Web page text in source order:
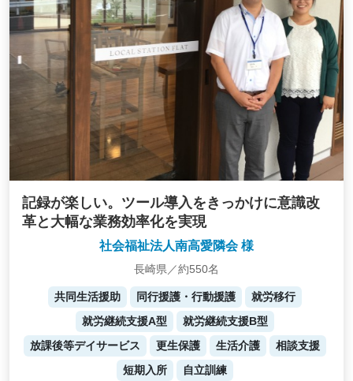
記録が楽しい。ツール導入をきっかけに意識改
革と大幅な業務効率化を実現
社会福祉法人南高愛隣会 様
長崎県／約550名
共同生活援助 同行援護・行動援護
就労移行
就労継続支援A型
就労継続支援B型
放課後等デイサービス
更生保護 生活介護
相談支援
短期入所
自立訓練